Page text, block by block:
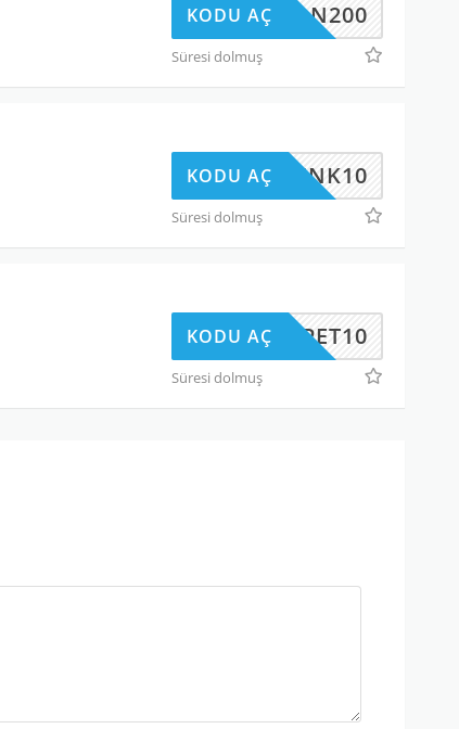
SEZON200
KODU AÇ
Süresi dolmuş
DHMNK10
KODU AÇ
Süresi dolmuş
SEPET10
KODU AÇ
Süresi dolmuş